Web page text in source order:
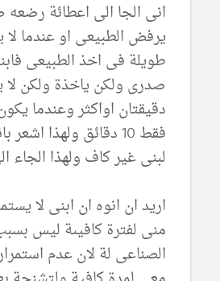
انى الجا الى اعطائة
يرفض الطبيعى او عندما لا
طويلة فى اخذ الطبيعى
صدرى ولكن ياخذة ولكن لا
دقيقتان اواكثر وعندما
فقط 10 دقائق ولهذا
لبنى غير كاف ولهذا الجاء
اريد ان انوه ان ابنى لا
منى لفترة كافيىة ليس
الصناعى لة لان عدم